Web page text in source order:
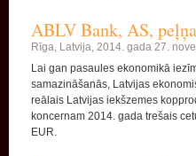
ABLV Bank, AS,
Rīga, Latvija, 2014. gada 27.
Lai gan pasaules ekonomikā
samazināšanās, Latvijas
reālais Latvijas iekšzemes
koncernam 2014. gada trešais
EUR.